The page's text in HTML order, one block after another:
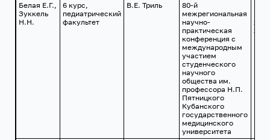
Белая Е.Г.,
Зуккель
Н.Н.
6 курс,
педиатрический
факультет
В.Е. Триль
80-й
межрегиональная
научно-
практическая
конференция с
международным
участием
студенческого
научного
общества им.
профессора Н.П.
Пятницкого
Кубанского
государственного
медицинского
университета
24